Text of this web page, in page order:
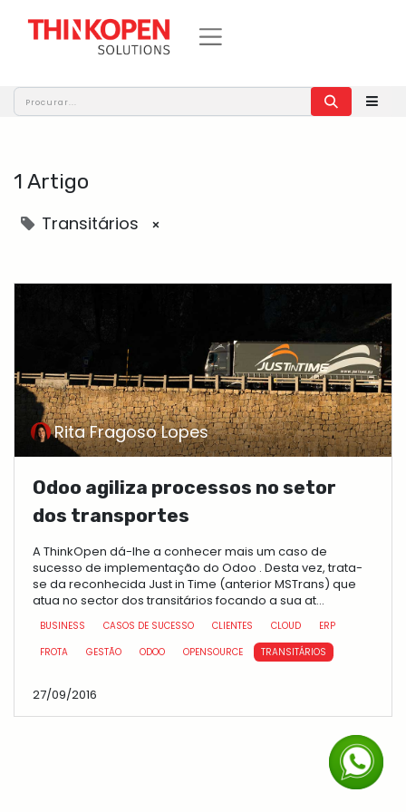
1 Artigo
Transitários ×
Rita Fragoso Lopes
Odoo agiliza processos no setor
dos transportes
A ThinkOpen dá-lhe a conhecer mais um caso de
sucesso de implementação do Odoo . Desta vez, trata-
se da reconhecida Just in Time (anterior MSTrans) que
atua no sector dos transitários focando a sua at...
BUSINESS CASOS DE SUCESSO CLIENTES CLOUD
ERP
FROTA
GESTÃO ODOO OPENSOURCE TRANSITÁRIOS
27/09/2016